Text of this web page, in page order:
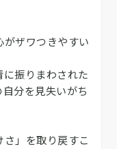
ザワつきやすい
振りまわされた
分を見失いがち
」を取り戻すこ